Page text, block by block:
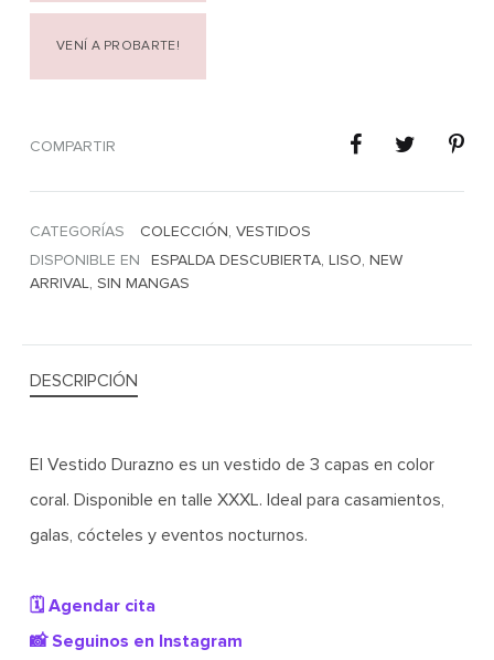
VENÍ A PROBARTE!
COMPARTIR
CATEGORÍAS COLECCIÓN, VESTIDOS
DISPONIBLE EN
ESPALDA DESCUBIERTA, LISO, NEW
ARRIVAL, SIN MANGAS
DESCRIPCIÓN
El Vestido Durazno es un vestido de 3 capas en color
coral. Disponible en talle XXXL. Ideal para casamientos,
galas, cócteles y eventos nocturnos.
🗓️ Agendar cita
📸 Seguinos en Instagram